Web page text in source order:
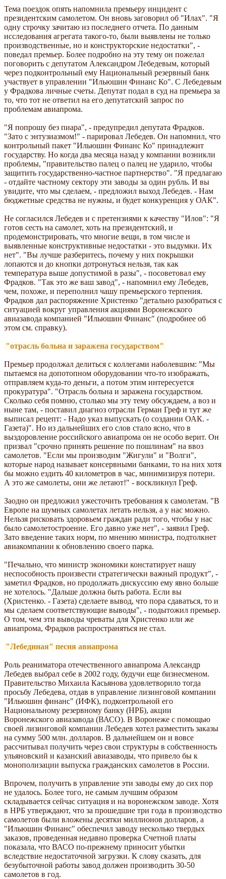
Тема поездок опять напомнила премьеру инцидент с
президентским самолетом. Он вновь заговорил об "Илах". "Я
одну строчку зачитаю из последнего отчета. По данным
исследования агрегата такого-то, были выявлены не только
производственные, но и конструкторские недостатки", -
поведал премьер. Более подробно на эту тему он пожелал
поговорить с депутатом Александром Лебедевым, который
через подконтрольный ему Национальный резервный банк
участвует в управлении "Ильюшин Финанс Ко". С Лебедевым
у Фрадкова личные счеты. Депутат подал в суд на премьера за
то, что тот не ответил на его депутатский запрос по
проблемам авиапрома.
"Я попрошу без пиара", - предупредил депутата Фрадков.
"Зато с энтузиазмом!" - парировал Лебедев. Он напомнил, что
контрольный пакет "Ильюшин Финанс Ко" принадлежит
государству. Но когда два месяца назад у компании возникли
проблемы, "правительство палец о палец не ударило, чтобы
защитить государственно-частное партнерство". "Я предлагаю
- отдайте частному сектору эти заводы за один рубль. И вы
увидите, что мы сделаем, - предложил выход Лебедев. - Нам
бюджетные средства не нужны, и будет конкуренция у ОАК".
Не согласился Лебедев и с претензиями к качеству "Илов": "Я
готов сесть на самолет, хоть на президентский, и
продемонстрировать, что многие вещи, в том числе и
выявленные конструктивные недостатки - это выдумки. Их
нет". "Вы лучше разберитесь, почему у них покрышки
лопаются и до кнопки дотронуться нельзя, так как
температура выше допустимой в разы", - посоветовал ему
Фрадков. "Так это же ваш завод", - напомнил ему Лебедев,
чем, похоже, и переполнил чашу премьерского терпения.
Фрадков дал распоряжение Христенко "детально разобраться с
ситуацией вокруг управления акциями Воронежского
авиазавода компанией "Ильюшин Финанс" (подробнее об
этом см. справку).
"отрасль больна и заражена государством"
Премьер продолжал делиться с коллегами наболевшим: "Мы
пытаемся на допотопном оборудовании что-то изображать,
отправляем куда-то деньги, а потом этим интересуется
прокуратура". "Отрасль больна и заражена государством.
Сколько себя помню, столько мы эту тему обсуждаем, а воз и
ныне там, - поставил диагноз отрасли Герман Греф и тут же
выписал рецепт: - Надо указ выпускать (о создании ОАК. -
Газета)". Но из дальнейших его слов стало ясно, что в
выздоровление российского авиапрома он не особо верит. Он
призвал "срочно принять решение по пошлинам" на ввоз
самолетов. "Если мы производим "Жигули" и "Волги",
которые народ называет консервными банками, то на них хотя
бы можно ездить 40 километров в час, минимизируя потери.
А это же самолеты, они же летают!" - воскликнул Греф.
Заодно он предложил ужесточить требования к самолетам. "В
Европе на шумных самолетах летать нельзя, а у нас можно.
Нельзя рисковать здоровьем граждан ради того, чтобы у нас
было самолетостроение. Его давно уже нет", - заявил Греф.
Зато введение таких норм, по мнению министра, подтолкнет
авиакомпании к обновлению своего парка.
"Печально, что министр экономики констатирует нашу
неспособность произвести стратегически важный продукт", -
заметил Фрадков, но продолжать дискуссию ему явно больше
не хотелось. "Дальше должна быть работа. Если вы
(Христенко. - Газета) сделаете вывод, что пора сдаваться, то и
мы сделаем соответствующие выводы", - подытожил премьер.
О том, чем эти выводы чреваты для Христенко или же
авиапрома, Фрадков распространяться не стал.
"Лебединая" песня авиапрома
Роль реаниматора отечественного авиапрома Александр
Лебедев выбрал себе в 2002 году, будучи еще бизнесменом.
Правительство Михаила Касьянова удовлетворило тогда
просьбу Лебедева, отдав в управление лизинговой компании
"Ильюшин финанс" (ИФК), подконтрольной его
Национальному резервному банку (НРБ), акции
Воронежского авиазавода (ВАСО). В Воронеже с помощью
своей лизинговой компании Лебедев хотел разместить заказы
на сумму 500 млн. долларов. В дальнейшем он и вовсе
рассчитывал получить через свои структуры в собственность
ульяновский и казанский авиазаводы, что привело бы к
монополизации выпуска гражданских самолетов в России.
Впрочем, получить в управление эти заводы ему до сих пор
не удалось. Более того, не самым лучшим образом
складывается сейчас ситуация и на воронежском заводе. Хотя
в НРБ утверждают, что за прошедшие три года в производство
самолетов были вложены десятки миллионов долларов, а
"Ильюшин Финанс" обеспечил заводу несколько твердых
заказов, проведенная недавно проверка Счетной платы
показала, что ВАСО по-прежнему приносит убытки
вследствие недостаточной загрузки. К слову сказать, для
безубыточной работы завод должен производить 30-50
самолетов в год.